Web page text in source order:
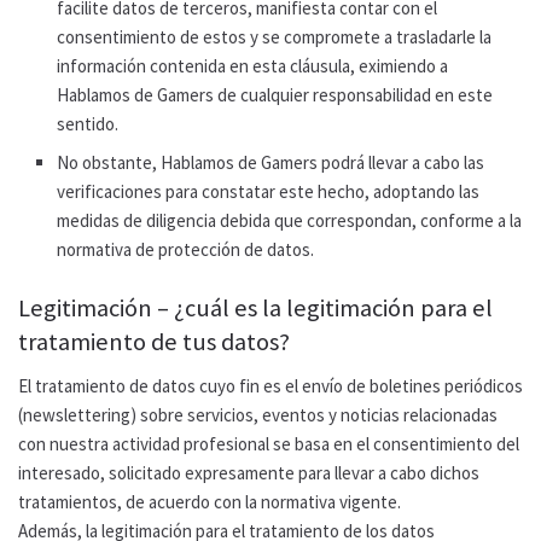
facilite datos de terceros, manifiesta contar con el
consentimiento de estos y se compromete a trasladarle la
información contenida en esta cláusula, eximiendo a
Hablamos de Gamers de cualquier responsabilidad en este
sentido.
No obstante, Hablamos de Gamers podrá llevar a cabo las
verificaciones para constatar este hecho, adoptando las
medidas de diligencia debida que correspondan, conforme a la
normativa de protección de datos.
Legitimación – ¿cuál es la legitimación para el
tratamiento de tus datos?
El tratamiento de datos cuyo fin es el envío de boletines periódicos
(newslettering) sobre servicios, eventos y noticias relacionadas
con nuestra actividad profesional se basa en el consentimiento del
interesado, solicitado expresamente para llevar a cabo dichos
tratamientos, de acuerdo con la normativa vigente.
Además, la legitimación para el tratamiento de los datos